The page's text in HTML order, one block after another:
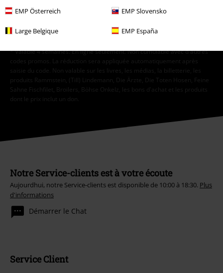
EMP Österreich EMP Slovensko
Large Belgique EMP España
S'abonner
* Valable 4 semaines. En ligne seulement. Non cumulable avec d'autres
codes promos. La réduction sera appliquée automatiquement après
saisie du code. Non valable sur les livres, les médias, la billetterie, les
produits Rammstein, (Till) Lindemann, Die Ärzte, Die Toten Hosen, Feine
Sahne Fischfilet, Broilers, Böhse Onkelz, les bons d'achat et les produits
dont le prix inclut un don.
Notre Service-clients est à votre écoute
Aujourdhui, notre Service-clients est disponible de 10:00 à 18:30. Plus
d'informations
Démarrer le Chat
Service Client